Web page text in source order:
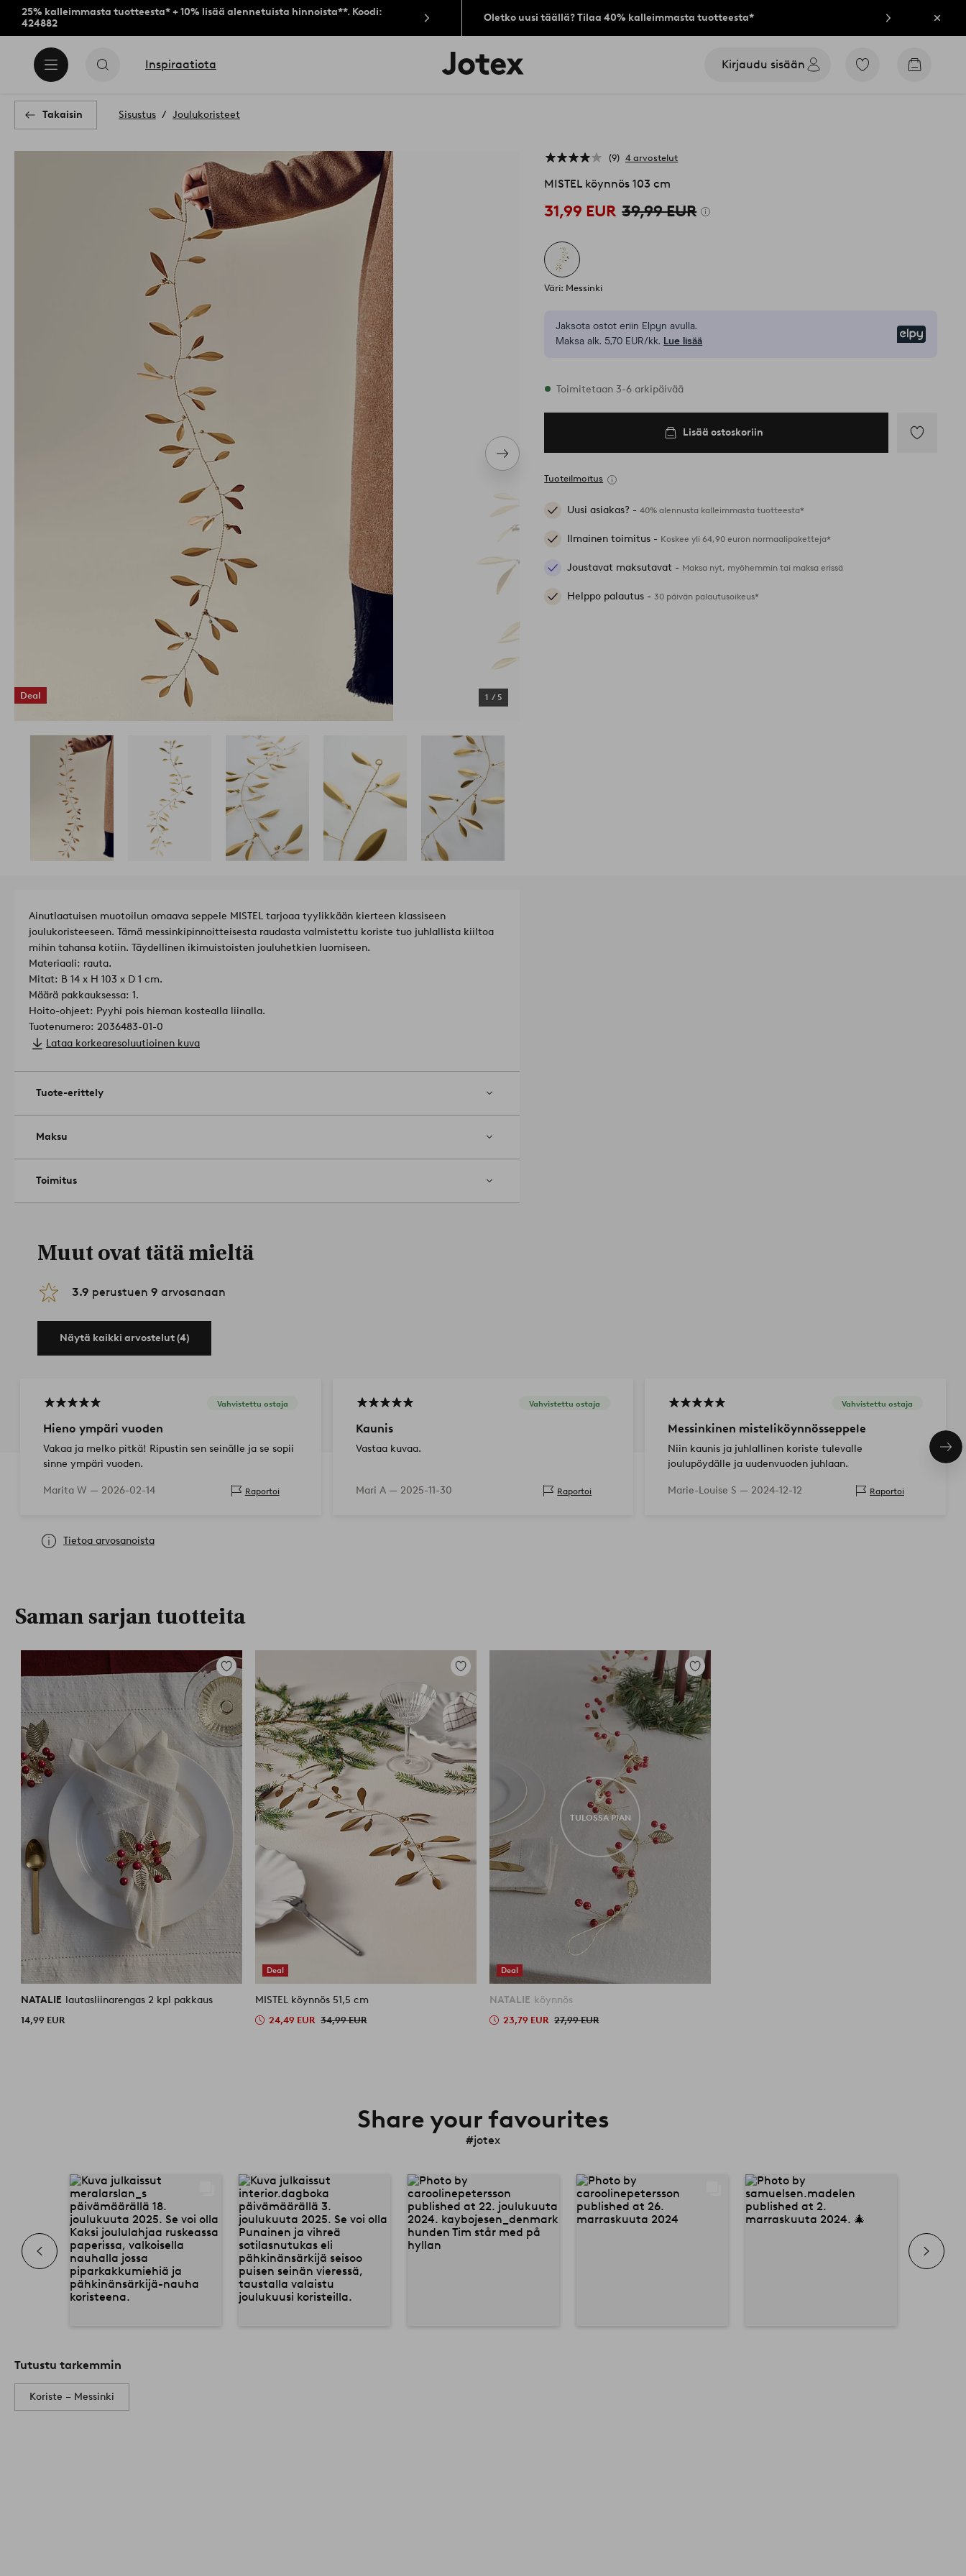
25% kalleimmasta tuotteesta* + 10% lisää alennetuista hinnoista**. Koodi:
424882
Oletko uusi täällä? Tilaa 40% kalleimmasta tuotteesta* Sulje
Inspiraatiota
Jotex-
logo
Kirjaudu sisään
Siirry
Siirry
Takaisin Sisustus Joulukoristeet
Seuraava
tuote
Deal 1 / 5
9 4 arvostelut
MISTEL köynnös 103 cm
31,99 EUR 39,99 EUR
Väri: Messinki
Jaksota ostot eriin Elpyn avulla.
Maksa alk. 5,70 EUR/kk. Lue lisää
Varastossa
Toimitetaan 3-6 arkipäivää
Lisää ostoskoriin
Tuoteilmoitus
Uusi asiakas? -40% alennusta kalleimmasta tuotteesta*
Ilmainen toimitus - Koskee yli 64,90 euron normaalipaketteja*
Joustavat maksutavat - Maksa nyt, myöhemmin tai maksa erissä
Helppo palautus -30 päivän palautusoikeus*
Ainutlaatuisen muotoilun omaava seppele MISTEL tarjoaa tyylikkään kierteen klassiseen
joulukoristeeseen. Tämä messinkipinnoitteisesta raudasta valmistettu koriste tuo juhlallista kiiltoa
mihin tahansa kotiin. Täydellinen ikimuistoisten jouluhetkien luomiseen.
Materiaali: rauta.
Mitat: B 14 x H 103 x D 1 cm.
Määrä pakkauksessa: 1.
Hoito-ohjeet: Pyyhi pois hieman kostealla liinalla.
Tuotenumero: 2036483-01-0
Lataa korkearesoluutioinen kuva
Tuote-erittely
Maksu
Toimitus
Muut ovat tätä mieltä
3.9 perustuen 9 arvosanaan
Näytä kaikki arvostelut (4)
Vahvistettu ostaja
Hieno ympäri vuoden
Vakaa ja melko pitkä! Ripustin sen seinälle ja se sopii
sinne ympäri vuoden.
Marita W — 2026-02-14 Raportoi
Vahvistettu ostaja
Kaunis
Vastaa kuvaa.
Mari A — 2025-11-30 Raportoi
Vahvistettu ostaja
Messinkinen misteliköynnösseppele
Niin kaunis ja juhlallinen koriste tulevalle
joulupöydälle ja uudenvuoden juhlaan.
Marie-Louise S — 2024-12-12 Raportoi
Tietoa arvosanoista
Saman sarjan tuotteita
Lisää
suosikkeihin
NATALIE lautasliinarengas 2 kpl pakkaus
14,99 EUR
Deal
Lisää
MISTEL köynnös 51,5 cm
24,49 EUR 34,99 EUR
Deal
TULOSSA PIAN
Lisää
suosikkeihin
NATALIE köynnös
23,79 EUR 27,99 EUR
Share your favourites
#jotex
Tutustu tarkemmin
Koriste – Messinki